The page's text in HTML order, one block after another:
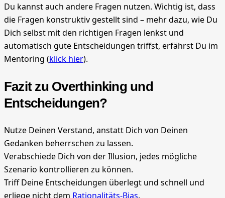
Du kannst auch andere Fragen nutzen. Wichtig ist, dass
die Fragen konstruktiv gestellt sind – mehr dazu, wie Du
Dich selbst mit den richtigen Fragen lenkst und
automatisch gute Entscheidungen triffst, erfährst Du im
Mentoring (klick hier).
Fazit zu Overthinking und
Entscheidungen?
Nutze Deinen Verstand, anstatt Dich von Deinen
Gedanken beherrschen zu lassen.
Verabschiede Dich von der Illusion, jedes mögliche
Szenario kontrollieren zu können.
Triff Deine Entscheidungen überlegt und schnell und
erliege nicht dem Rationalitäts-Bias.